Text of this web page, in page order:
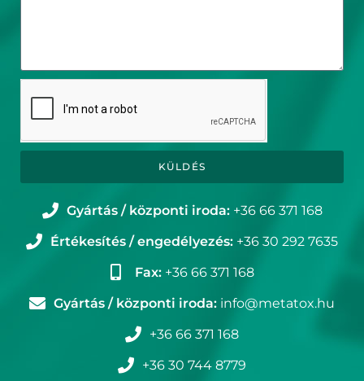
KÜLDÉS
Gyártás / központi iroda:+36 66 371 168
Értékesítés / engedélyezés: +36 30 292 7635
Fax:+36 66 371 168
Gyártás / központi iroda: info@metatox.hu
+36 66 371 168
+36 30 744 8779